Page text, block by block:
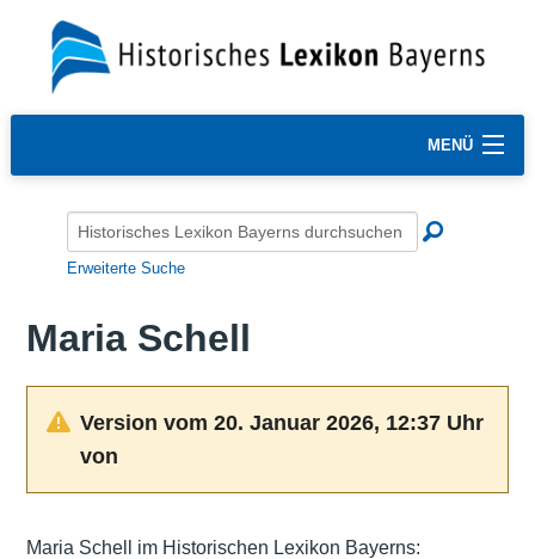
MENÜ
Erweiterte Suche
Maria Schell
Version vom 20. Januar 2026, 12:37 Uhr
von
Maria Schell im Historischen Lexikon Bayerns: